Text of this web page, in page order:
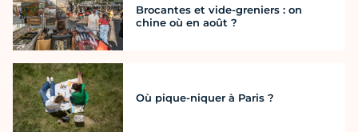
Brocantes et vide-greniers : on
chine où en août ?
Où pique-niquer à Paris ?